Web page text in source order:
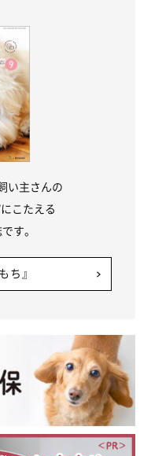
い主さんの
こたえる
す。
ち』